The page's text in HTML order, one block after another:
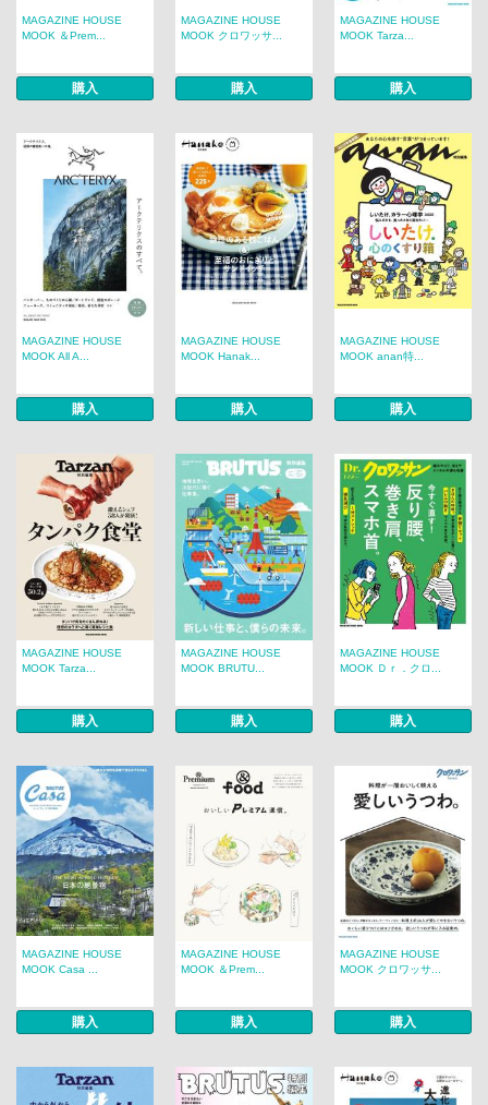
MAGAZINE HOUSE
MOOK ＆Prem...
購入
MAGAZINE HOUSE
MOOK クロワッサ...
購入
MAGAZINE HOUSE
MOOK Tarza...
購入
MAGAZINE HOUSE
MOOK All A...
購入
MAGAZINE HOUSE
MOOK Hanak...
購入
MAGAZINE HOUSE
MOOK anan特...
購入
MAGAZINE HOUSE
MOOK Tarza...
購入
MAGAZINE HOUSE
MOOK BRUTU...
購入
MAGAZINE HOUSE
MOOK Ｄｒ．クロ...
購入
MAGAZINE HOUSE
MOOK Casa ...
購入
MAGAZINE HOUSE
MOOK ＆Prem...
購入
MAGAZINE HOUSE
MOOK クロワッサ...
購入